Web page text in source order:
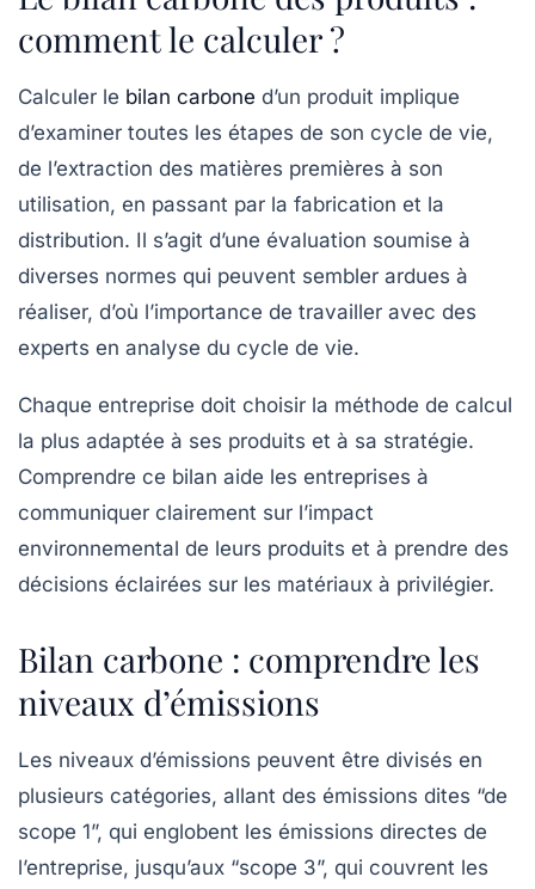
comment le calculer ?
Calculer le bilan carbone d’un produit implique
d’examiner toutes les étapes de son cycle de vie,
de l’extraction des matières premières à son
utilisation, en passant par la fabrication et la
distribution. Il s’agit d’une évaluation soumise à
diverses normes qui peuvent sembler ardues à
réaliser, d’où l’importance de travailler avec des
experts en analyse du cycle de vie.
Chaque entreprise doit choisir la méthode de calcul
la plus adaptée à ses produits et à sa stratégie.
Comprendre ce bilan aide les entreprises à
communiquer clairement sur l’impact
environnemental de leurs produits et à prendre des
décisions éclairées sur les matériaux à privilégier.
Bilan carbone : comprendre les
niveaux d’émissions
Les niveaux d’émissions peuvent être divisés en
plusieurs catégories, allant des émissions dites “de
scope 1”, qui englobent les émissions directes de
l’entreprise, jusqu’aux “scope 3”, qui couvrent les